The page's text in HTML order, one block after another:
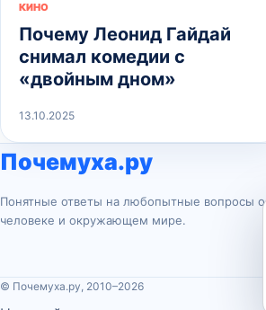
КИНО
Почему Леонид Гайдай
снимал комедии с
«двойным дном»
13.10.2025
Почемуха.ру
Понятные ответы на любопытные вопросы о
человеке и окружающем мире.
© Почемуха.ру, 2010–2026